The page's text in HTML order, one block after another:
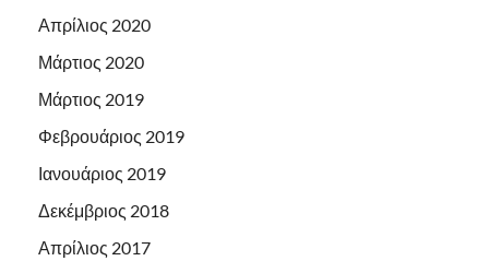
Απρίλιος 2020
Μάρτιος 2020
Μάρτιος 2019
Φεβρουάριος 2019
Ιανουάριος 2019
Δεκέμβριος 2018
Απρίλιος 2017